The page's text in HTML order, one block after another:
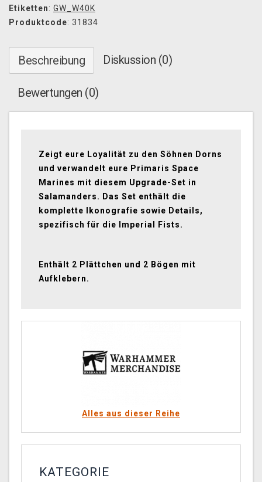
Etiketten: GW_W40K
Produktcode: 31834
Beschreibung Diskussion (0)
Bewertungen (0)
Zeigt eure Loyalität zu den Söhnen Dorns
und verwandelt eure Primaris Space
Marines mit diesem Upgrade-Set in
Salamanders. Das Set enthält die
komplette Ikonografie sowie Details,
spezifisch für die Imperial Fists.
Enthält 2 Plättchen und 2 Bögen mit
Aufklebern.
Alles aus dieser Reihe
KATEGORIE